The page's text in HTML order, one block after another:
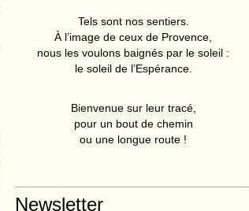
Tels sont nos sentiers.
À l’image de ceux de Provence,
nous les voulons baignés par le soleil :
le soleil de l’Espérance.
Bienvenue sur leur tracé,
pour un bout de chemin
ou une longue route !
Newsletter